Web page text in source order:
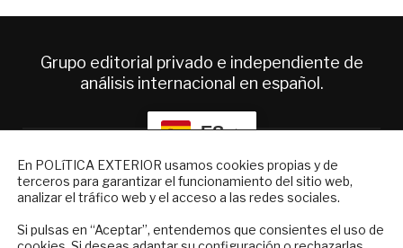
Grupo editorial privado e independiente de
análisis internacional en español.
ES
Quiénes somos
Suscripciones
Productos y precios
En POLíTICA EXTERIOR usamos cookies propias y de
terceros para garantizar el funcionamiento del sitio web,
analizar el tráfico web y el acceso a las redes sociales.
Si pulsas en “Aceptar”, entendemos que consientes el uso de
NEWSLETTER
Suscríbase a nuestro boletín electrónico y
reciba en su correo el mejor análisis
internacional en español.